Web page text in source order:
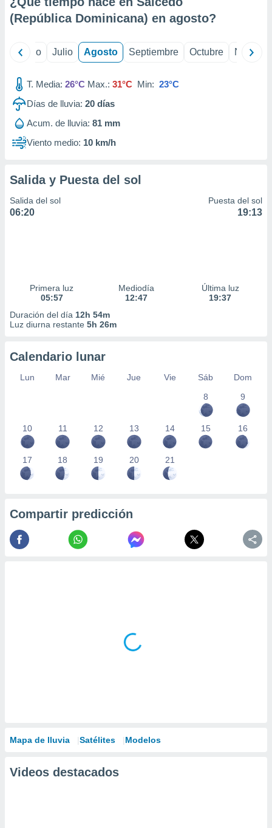
e
publicidad
publicidad
de
(República Dominicana) en agosto?
Junio Julio Agosto Septiembre Octubre
T. Media: 26°C Max.: 31°C Min: 23°C
Días de lluvia: 20 días
Acum. de lluvia: 81 mm
Viento medio: 10 km/h
Salida y Puesta del sol
Salida del sol
06:20
Puesta del sol
19:13
Primera luz
05:57
Mediodía
12:47
Última luz
19:37
Duración del día 12h 54m
Luz diurna restante 5h 26m
Calendario lunar
Lun Mar Mié Jue Vie Sáb
Dom
8
9
10 11 12 13 14 15 16
17 18 19 20 21
Compartir predicción
Mapa de lluvia Satélites Modelos
Videos destacados